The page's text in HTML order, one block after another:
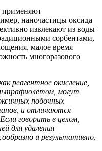
применяют
наночастицы оксида
извлекают из воды
сорбентами,
малое время
многоразового
реагентное окисление,
могут
побочных
и отличаются
говорить в целом,
для удаления
и результативно,